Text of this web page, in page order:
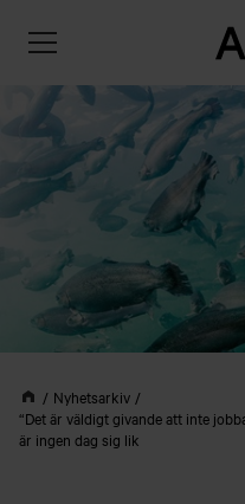
Nyhetsarkiv
“Det är väldigt givande att inte
är ingen dag sig lik